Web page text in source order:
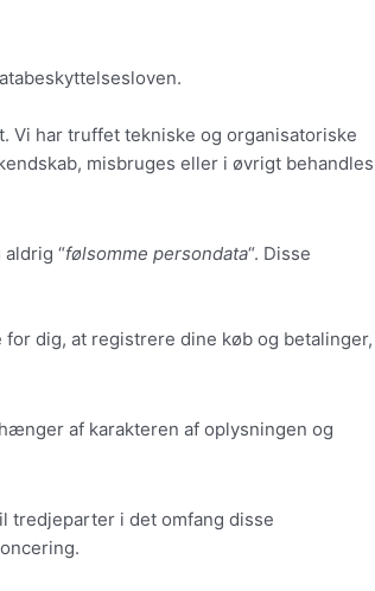
Vi har truffet tekniske og organisatoriske
misbruges eller i øvrigt behandles
“følsomme persondata“. Disse
dig, at registrere dine køb og betalinger,
af karakteren af oplysningen og
tredjeparter i det omfang disse